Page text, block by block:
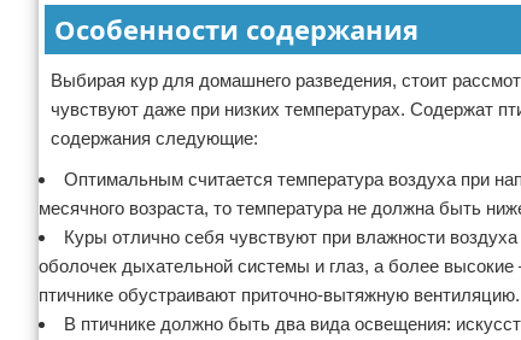
Особенности содержания
Выбирая кур для домашнего разведения, стоит
чувствуют даже при низких температурах. Содержат
содержания следующие:
Оптимальным считается температура воздуха при
месячного возраста, то температура не должна быть
Куры отлично себя чувствуют при влажности
оболочек дыхательной системы и глаз, а более
птичнике обустраивают приточно-вытяжную вентиляцию.
В птичнике должно быть два вида освещения: